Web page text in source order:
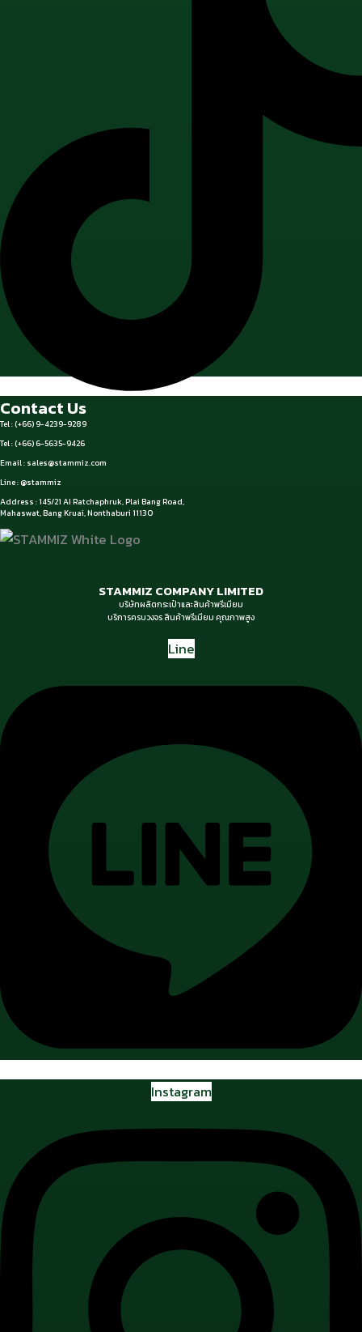
Contact Us
Tel : (+66) 9-4239-9289
Tel : (+66) 6-5635-9426
Email : sales@stammiz.com
Line : @stammiz
Address : 145/21 AI Ratchaphruk, Plai Bang Road,
Mahaswat, Bang Kruai, Nonthaburi 11130
STAMMIZ COMPANY LIMITED
บริษัทผลิตกระเป๋าและสินค้าพรีเมียม
บริการครบวงจร สินค้าพรีเมียม คุณภาพสูง
Line
Instagram